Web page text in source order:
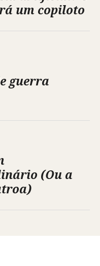
um copiloto
guerra
(Ou a